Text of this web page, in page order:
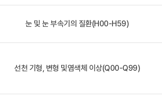
눈 및 눈 부속기의 질환(H00-H59)
선천 기형, 변형 및염색체 이상(Q00-Q99)